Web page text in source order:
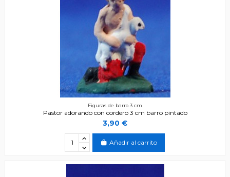
Figuras de barro 3 cm
Pastor adorando con cordero 3 cm barro pintado
3,90 €
Añadir al carrito